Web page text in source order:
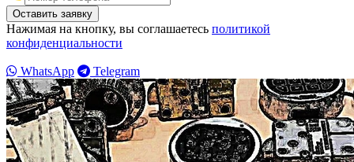
Нажимая на кнопку, вы соглашаетесь политикой
конфиденциальности
WhatsApp Telegram